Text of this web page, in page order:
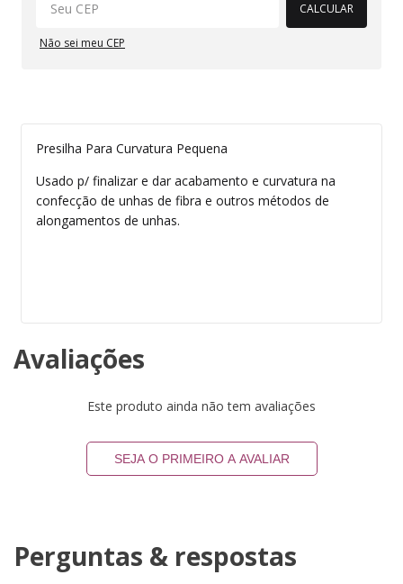
CALCULAR
Não sei meu CEP
Presilha Para Curvatura Pequena
Usado p/ finalizar e dar acabamento e curvatura na
confecção de unhas de fibra e outros métodos de
alongamentos de unhas.
Avaliações
Este produto ainda não tem avaliações
SEJA O PRIMEIRO A AVALIAR
Perguntas & respostas